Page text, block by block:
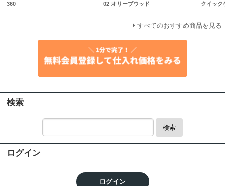
360
02 オリーブウッド
クイック
すべてのおすすめ商品を見る
検索
検索
ログイン
ログイン